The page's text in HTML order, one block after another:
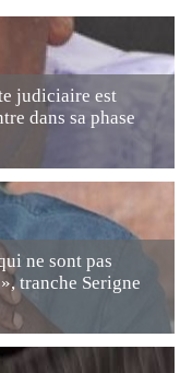
judiciaire est
dans sa phase
ne sont pas
tranche Serigne